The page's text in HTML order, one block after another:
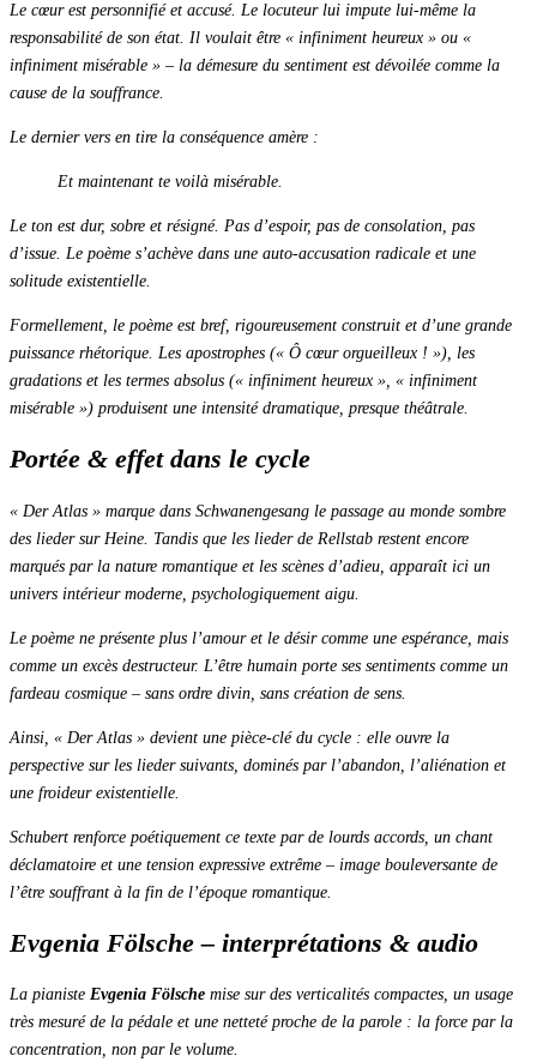
Le cœur est personnifié et accusé. Le locuteur lui impute lui-même la
responsabilité de son état. Il voulait être « infiniment heureux » ou «
infiniment misérable » – la démesure du sentiment est dévoilée comme la
cause de la souffrance.
Le dernier vers en tire la conséquence amère :
Et maintenant te voilà misérable.
Le ton est dur, sobre et résigné. Pas d’espoir, pas de consolation, pas
d’issue. Le poème s’achève dans une auto-accusation radicale et une
solitude existentielle.
Formellement, le poème est bref, rigoureusement construit et d’une grande
puissance rhétorique. Les apostrophes (« Ô cœur orgueilleux ! »), les
gradations et les termes absolus (« infiniment heureux », « infiniment
misérable ») produisent une intensité dramatique, presque théâtrale.
Portée & effet dans le cycle
« Der Atlas » marque dans Schwanengesang le passage au monde sombre
des lieder sur Heine. Tandis que les lieder de Rellstab restent encore
marqués par la nature romantique et les scènes d’adieu, apparaît ici un
univers intérieur moderne, psychologiquement aigu.
Le poème ne présente plus l’amour et le désir comme une espérance, mais
comme un excès destructeur. L’être humain porte ses sentiments comme un
fardeau cosmique – sans ordre divin, sans création de sens.
Ainsi, « Der Atlas » devient une pièce-clé du cycle : elle ouvre la
perspective sur les lieder suivants, dominés par l’abandon, l’aliénation et
une froideur existentielle.
Schubert renforce poétiquement ce texte par de lourds accords, un chant
déclamatoire et une tension expressive extrême – image bouleversante de
l’être souffrant à la fin de l’époque romantique.
Evgenia Fölsche – interprétations & audio
La pianiste Evgenia Fölsche mise sur des verticalités compactes, un usage
très mesuré de la pédale et une netteté proche de la parole : la force par la
concentration, non par le volume.